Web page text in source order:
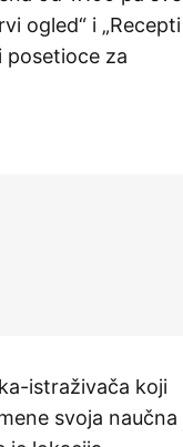
ogled“ i „Recepti
posetioce za
istraživača koji
svoja naučna